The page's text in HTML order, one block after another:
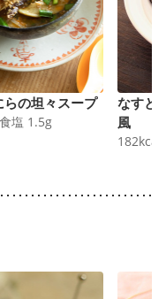
らの坦々スープ
食塩 1.5g
なすと
風
182kcal